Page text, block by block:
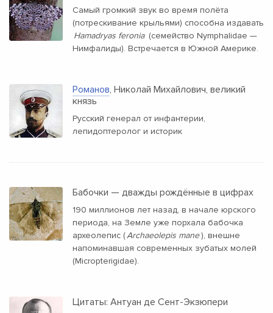
Самый громкий звук во время полёта
(потрескивание крыльями) способна издавать
Hamadryas feronia (семейство Nymphalidae —
Нимфалиды). Встречается в Южной Америке.
Романов, Николай Михайлович, великий
князь
Русский генерал от инфантерии,
лепидоптеролог и историк
Бабочки — дважды рождённые в цифрах
190 миллионов лет назад, в начале юрского
периода, на Земле уже порхала бабочка
археолепис (Archaeolepis mane ), внешне
напоминавшая современных зубатых молей
(Micropterigidae).
Цитаты: Антуан де Сент-Экзюпери